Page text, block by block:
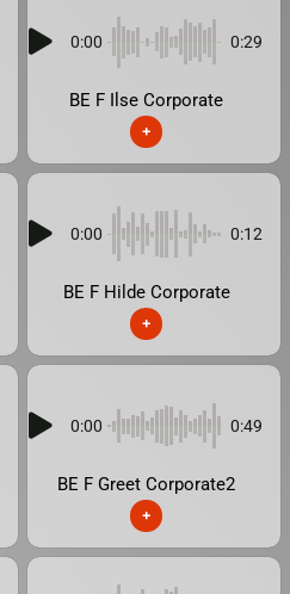
0:00 0:29
BE F Ilse Corporate
+
0:00 0:12
BE F Hilde Corporate
+
0:00 0:49
BE F Greet Corporate2
+